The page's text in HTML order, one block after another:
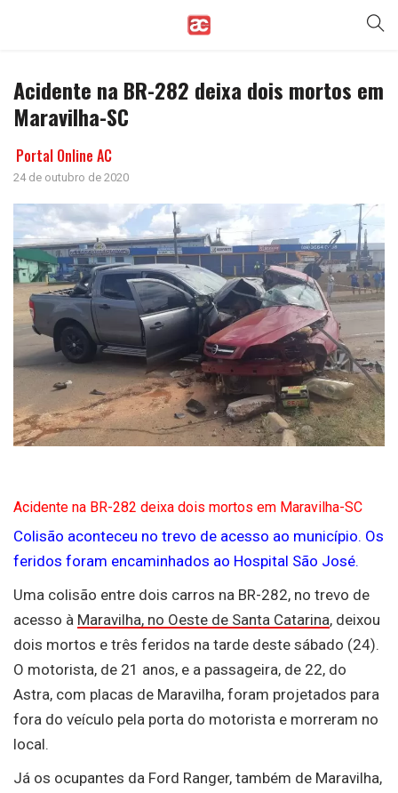
Acidente na BR-282 deixa dois mortos em
Maravilha-SC
Portal Online AC
24 de outubro de 2020
Acidente na BR-282 deixa dois mortos em Maravilha-SC
Colisão aconteceu no trevo de acesso ao município. Os
feridos foram encaminhados ao Hospital São José.
Uma colisão entre dois carros na BR-282, no trevo de
acesso à Maravilha, no Oeste de Santa Catarina, deixou
dois mortos e três feridos na tarde deste sábado (24).
O motorista, de 21 anos, e a passageira, de 22, do
Astra, com placas de Maravilha, foram projetados para
fora do veículo pela porta do motorista e morreram no
local.
Já os ocupantes da Ford Ranger, também de Maravilha,